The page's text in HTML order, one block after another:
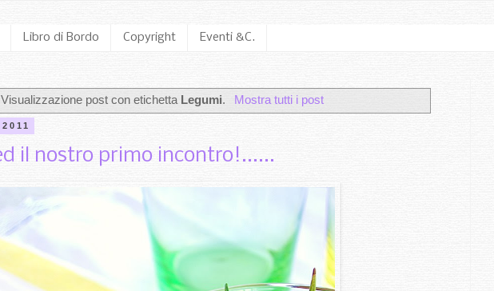
Libro di Bordo Copyright Eventi &C.
Visualizzazione post con etichetta Legumi. Mostra tutti i post
il nostro primo incontro!......